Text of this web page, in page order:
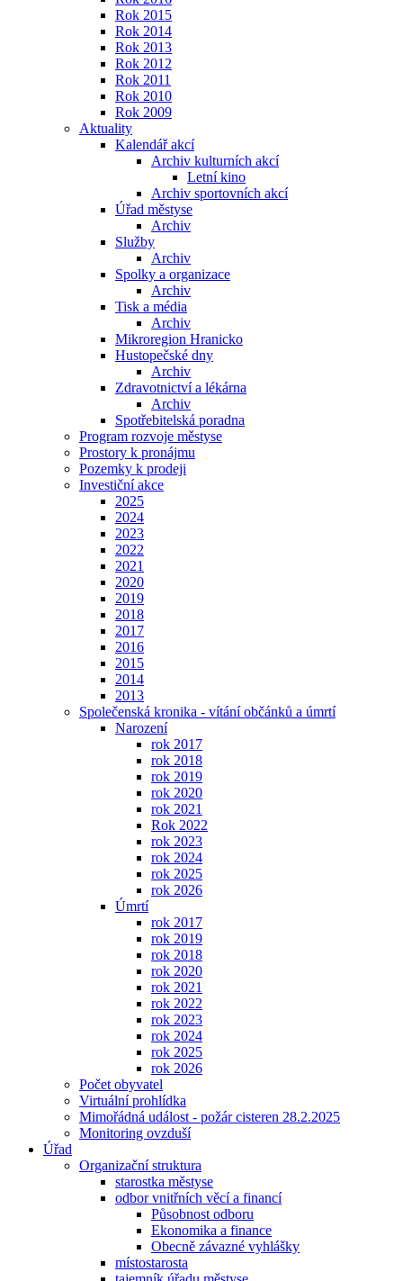
Rok 2015
Rok 2014
Rok 2013
Rok 2012
Rok 2011
Rok 2010
Rok 2009
Aktuality
Kalendář akcí
Archiv kulturních akcí
Letní kino
Archiv sportovních akcí
Úřad městyse
Archiv
Služby
Archiv
Spolky a organizace
Archiv
Tisk a média
Archiv
Mikroregion Hranicko
Hustopečské dny
Archiv
Zdravotnictví a lékárna
Archiv
Spotřebitelská poradna
Program rozvoje městyse
Prostory k pronájmu
Pozemky k prodeji
Investiční akce
2025
2024
2023
2022
2021
2020
2019
2018
2017
2016
2015
2014
2013
Společenská kronika - vítání občánků a úmrtí
Narození
rok 2017
rok 2018
rok 2019
rok 2020
rok 2021
Rok 2022
rok 2023
rok 2024
rok 2025
rok 2026
Úmrtí
rok 2017
rok 2019
rok 2018
rok 2020
rok 2021
rok 2022
rok 2023
rok 2024
rok 2025
rok 2026
Počet obyvatel
Virtuální prohlídka
Mimořádná událost - požár cisteren 28.2.2025
Monitoring ovzduší
Úřad
Organizační struktura
starostka městyse
odbor vnitřních věcí a financí
Působnost odboru
Ekonomika a finance
Obecně závazné vyhlášky
místostarosta